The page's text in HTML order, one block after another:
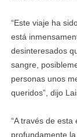
“Este viaje ha
está
desinteresados
sangre,
personas unos
queridos”, dijo
“A través de
profundamente